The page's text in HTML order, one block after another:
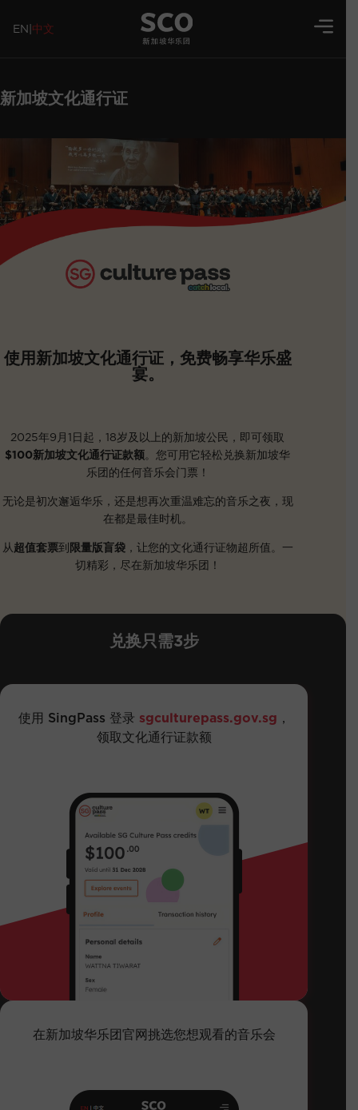
EN|中文
新加坡文化通行证
使用新加坡文化通行证，免费畅享华乐盛
宴。
2025年9月1日起，18岁及以上的新加坡公民，即可领取
$100新加坡文化通行证款额。您可用它轻松兑换新加坡华
乐团的任何音乐会门票！
无论是初次邂逅华乐，还是想再次重温难忘的音乐之夜，现
在都是最佳时机。
从超值套票到限量版盲袋，让您的文化通行证物超所值。一
切精彩，尽在新加坡华乐团！
兑换只需3步
使用 SingPass 登录 sgculturepass.gov.sg ，
领取文化通行证款额
在新加坡华乐团官网挑选您想观看的音乐会